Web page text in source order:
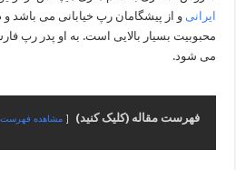
ایرانی و از پیشگامان رپ خیابانی می باشد
محبوبیت بسیار بالایی است. به او پدر رپ
می شود.
فهرست مقاله (کلیک کنید) مشاهده